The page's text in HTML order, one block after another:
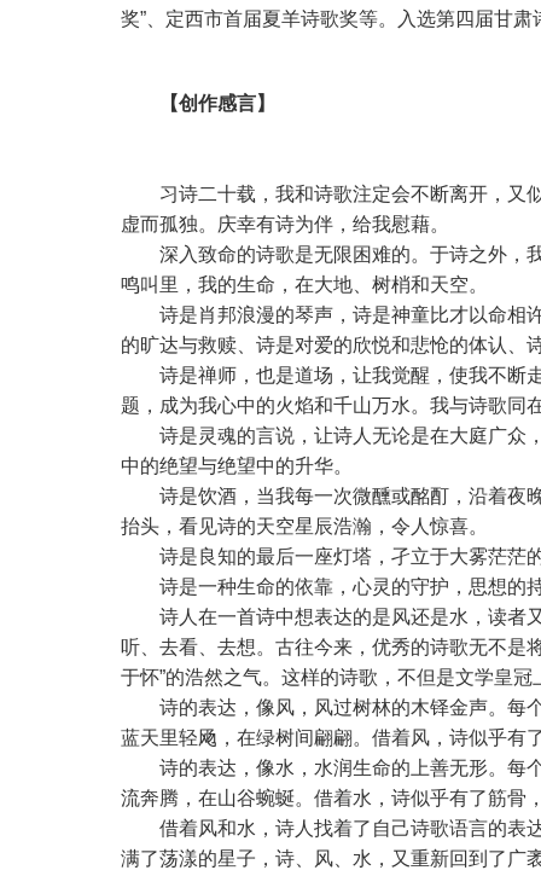
奖”、定西市首届夏羊诗歌奖等。入选第四届甘
【创作感言】
习诗二十载，我和诗歌注定会不断离开，又
虚而孤独。庆幸有诗为伴，给我慰藉。
深入致命的诗歌是无限困难的。于诗之外，
鸣叫里，我的生命，在大地、树梢和天空。
诗是肖邦浪漫的琴声，诗是神童比才以命相
的旷达与救赎、诗是对爱的欣悦和悲怆的体认
诗是禅师，也是道场，让我觉醒，使我不断
题，成为我心中的火焰和千山万水。我与诗歌同
诗是灵魂的言说，让诗人无论是在大庭广众
中的绝望与绝望中的升华。
诗是饮酒，当我每一次微醺或酩酊，沿着夜
抬头，看见诗的天空星辰浩瀚，令人惊喜。
诗是良知的最后一座灯塔，孑立于大雾茫茫
诗是一种生命的依靠，心灵的守护，思想的
诗人在一首诗中想表达的是风还是水，读者
听、去看、去想。古往今来，优秀的诗歌无不是
于怀”的浩然之气。这样的诗歌，不但是文学皇
诗的表达，像风，风过树林的木铎金声。每
蓝天里轻飏，在绿树间翩翩。借着风，诗似乎有
诗的表达，像水，水润生命的上善无形。每
流奔腾，在山谷蜿蜒。借着水，诗似乎有了筋骨
借着风和水，诗人找着了自己诗歌语言的表
满了荡漾的星子，诗、风、水，又重新回到了广